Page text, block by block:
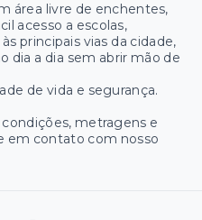
área livre de enchentes,
acesso a escolas,
principais vias da cidade,
dia a dia sem abrir mão de
de vida e segurança.
metragens e
em contato com nosso